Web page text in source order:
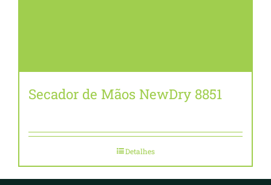
Secador de Mãos NewDry 8851
Detalhes